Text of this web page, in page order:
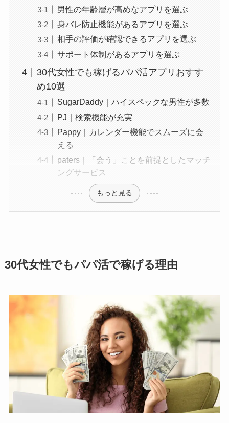
男性の年齢層が高めなアプリを選ぶ
身バレ防止機能があるアプリを選ぶ
相手の評価が確認できるアプリを選ぶ
サポート体制があるアプリを選ぶ
30代女性でも稼げるパパ活アプリおすす
め10選
SugarDaddy｜ハイスペックな男性が多数
PJ｜検索機能が充実
Pappy｜カレンダー機能でスムーズに会
える
paters｜「会う」ことを前提としたマッチ
ングサービス
もっと見る
30代女性でもパパ活で稼げる理由